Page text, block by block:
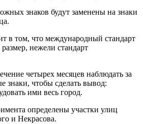
знаков будут заменены на знаки
в том, что международный стандарт
нежели стандарт
четырех месяцев наблюдать за
знаки, чтобы сделать вывод:
ими весь город.
определены участки улиц
и Некрасова.